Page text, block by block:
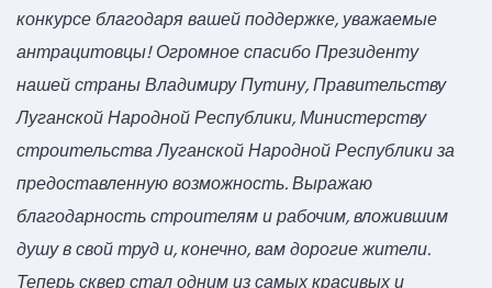
конкурсе благодаря вашей поддержке, уважаемые
антрацитовцы! Огромное спасибо Президенту
нашей страны Владимиру Путину, Правительству
Луганской Народной Республики, Министерству
строительства Луганской Народной Республики за
предоставленную возможность. Выражаю
благодарность строителям и рабочим, вложившим
душу в свой труд и, конечно, вам дорогие жители.
Теперь сквер стал одним из самых красивых и